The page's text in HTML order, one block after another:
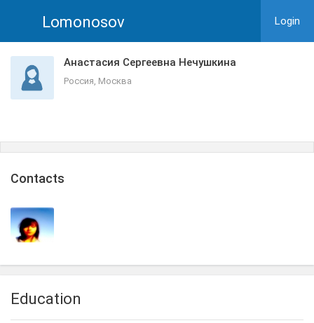
Lomonosov Login
Анастасия Сергеевна Нечушкина
Россия, Москва
Сontacts
Education